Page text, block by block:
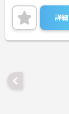
して培ったノウ
の提供とともに
目指せます。年
との両立もしや
ご興味のある方
詳